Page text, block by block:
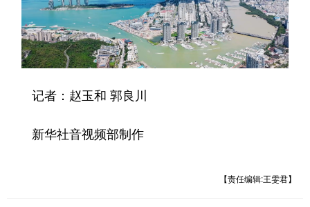
记者：赵玉和 郭良川
新华社音视频部制作
【责任编辑:王雯君】